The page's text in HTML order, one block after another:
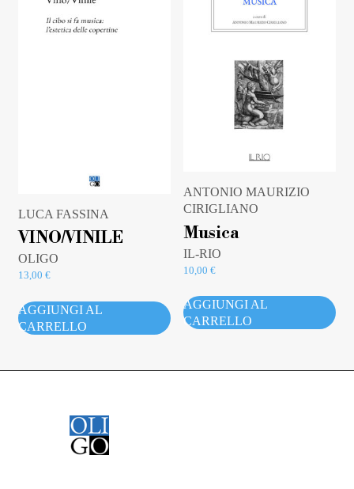
LUCA FASSINA
VINO/VINILE
OLIGO
13,00 €
AGGIUNGI AL
CARRELLO
ANTONIO MAURIZIO
CIRIGLIANO
Musica
IL-RIO
10,00€
AGGIUNGI AL
CARRELLO